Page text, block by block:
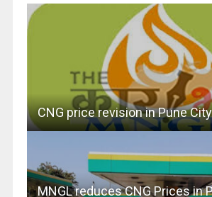
CNG price revision in Pune
MNGL reduces CNG Prices in